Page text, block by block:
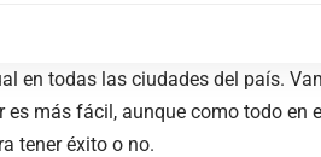
en todas las ciudades del país.
es más fácil, aunque como todo en
tener éxito o no.